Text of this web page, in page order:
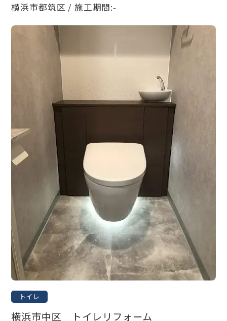
横浜市都筑区 / 施工期間:-
トイレ
横浜市中区 トイレリフォーム